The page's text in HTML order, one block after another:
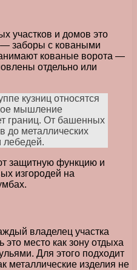
участков и домов это
заборы с коваными
кованые ворота —
отдельно или
кузниц относятся
мышление
границ. От башенных
до металлических
лебедей.
защитную функцию и
изгородей на
владелец участка
это место как зону отдыха
Для этого подходит
металлические изделия не